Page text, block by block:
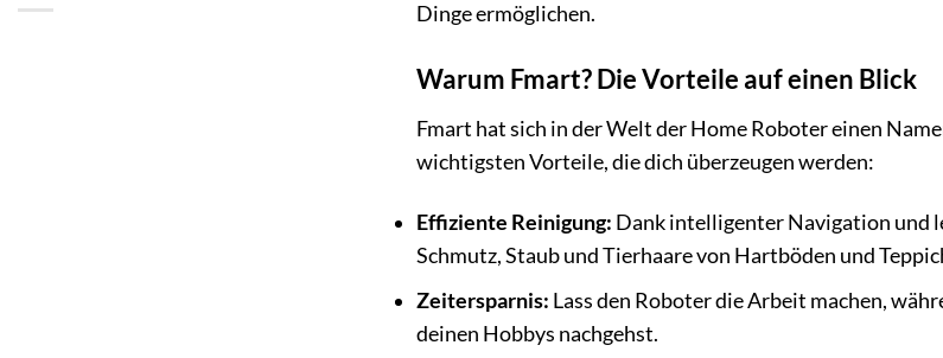
Dinge ermöglichen.
Warum Fmart? Die Vorteile auf einen Blick
Fmart hat sich in der Welt der Home Roboter einen
wichtigsten Vorteile, die dich überzeugen werden:
Effiziente Reinigung: Dank intelligenter Navigation und
Schmutz, Staub und Tierhaare von Hartböden und
Zeitersparnis: Lass den Roboter die Arbeit machen,
deinen Hobbys nachgehst.